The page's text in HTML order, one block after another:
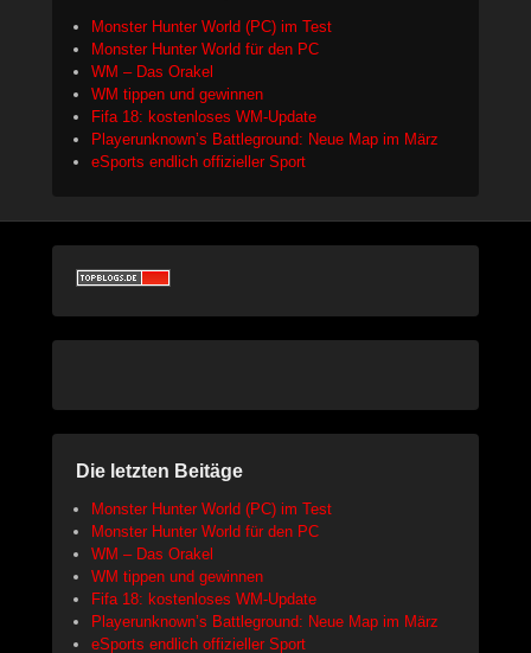
Monster Hunter World (PC) im Test
Monster Hunter World für den PC
WM – Das Orakel
WM tippen und gewinnen
Fifa 18: kostenloses WM-Update
Playerunknown’s Battleground: Neue Map im März
eSports endlich offizieller Sport
Die letzten Beitäge
Monster Hunter World (PC) im Test
Monster Hunter World für den PC
WM – Das Orakel
WM tippen und gewinnen
Fifa 18: kostenloses WM-Update
Playerunknown’s Battleground: Neue Map im März
eSports endlich offizieller Sport